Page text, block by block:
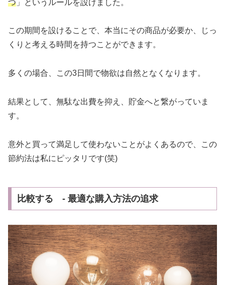
つ 」というルールを設けました。
この期間を設けることで、本当にその商品が必要か、じっ
くりと考える時間を持つことができます。
多くの場合、この3日間で物欲は自然となくなります。
結果として、無駄な出費を抑え、貯金へと繋がっていま
す。
意外と買って満足して使わないことがよくあるので、この
節約法は私にピッタリです(笑)
比較する - 最適な購入方法の追求